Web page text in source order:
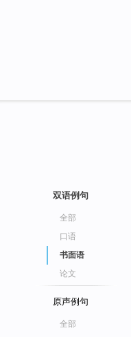
双语例句
全部
口语
书面语
论文
原声例句
全部